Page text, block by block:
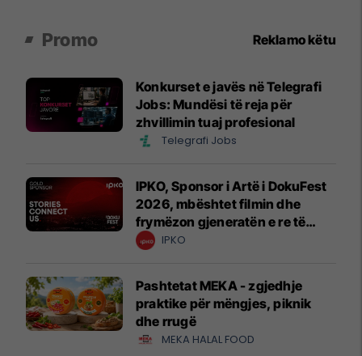
Promo Reklamo këtu
Konkurset e javës në Telegrafi
Jobs: Mundësi të reja për
zhvillimin tuaj profesional
Telegrafi Jobs
IPKO, Sponsor i Artë i DokuFest
2026, mbështet filmin dhe
frymëzon gjeneratën e re të
krijuesve
IPKO
Pashtetat MEKA - zgjedhje
praktike për mëngjes, piknik
dhe rrugë
MEKA HALAL FOOD